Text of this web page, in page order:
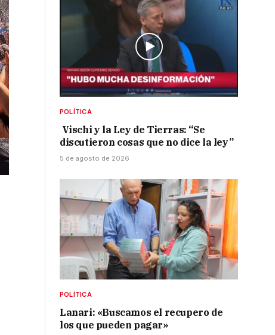
POLÍTICA
Vischi y la Ley de Tierras: “Se
discutieron cosas que no dice la ley”
5 de agosto de 2026
POLÍTICA
Lanari: «Buscamos el recupero de
los que pueden pagar»